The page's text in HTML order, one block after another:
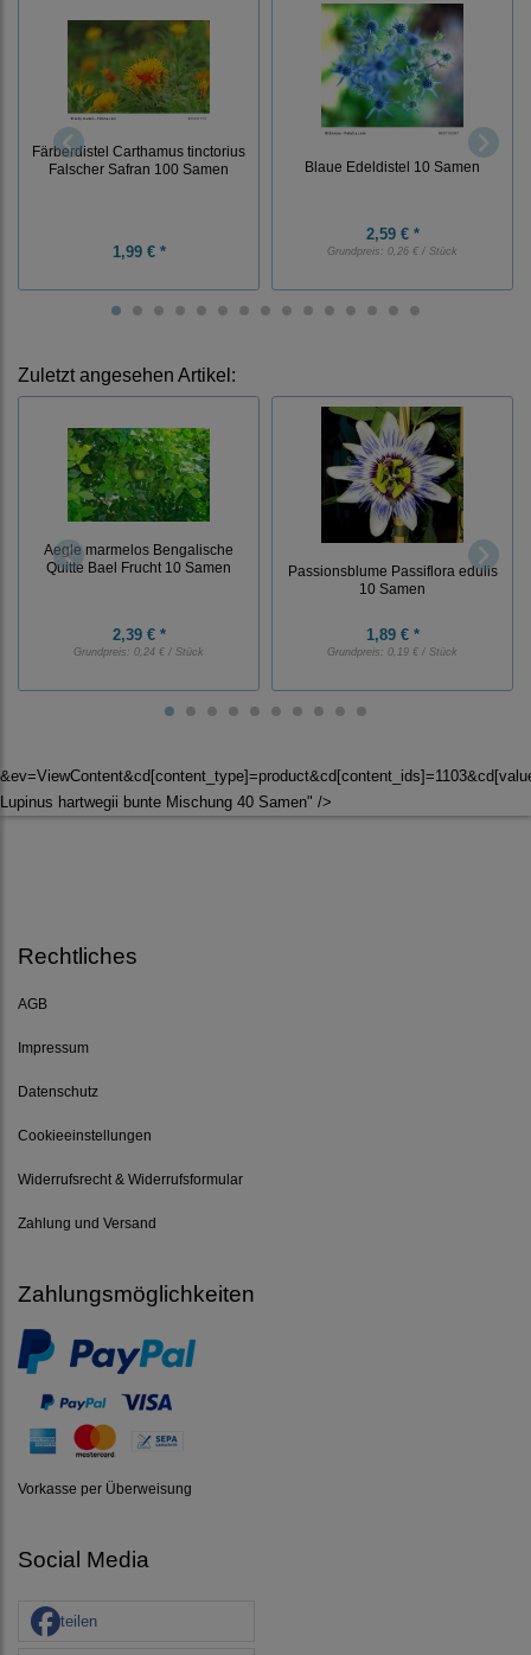
Färberdistel Carthamus tinctorius
Falscher Safran 100 Samen
1,99 € *
Blaue Edeldistel 10 Samen
2,59 € *
Grundpreis: 0,26 € / Stück
Zuletzt angesehen Artikel:
Aegle marmelos Bengalische
Quitte Bael Frucht 10 Samen
2,39 € *
Grundpreis: 0,24 € / Stück
Passionsblume Passiflora edulis
10 Samen
1,89 € *
Grundpreis: 0,19 € / Stück
Lupinus hartwegii bunte Mischung 40 Samen" />
Rechtliches
AGB
Impressum
Datenschutz
Cookieeinstellungen
Widerrufsrecht & Widerrufsformular
Zahlung und Versand
Zahlungsmöglichkeiten
Vorkasse per Überweisung
Social Media
teilen